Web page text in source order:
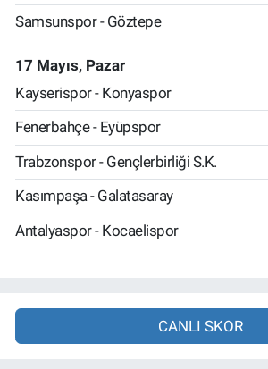
Samsunspor - Göztepe
17 Mayıs, Pazar
Kayserispor - Konyaspor
Fenerbahçe - Eyüpspor
Trabzonspor - Gençlerbirliği S.K.
Kasımpaşa - Galatasaray
Antalyaspor - Kocaelispor
CANLI SKOR